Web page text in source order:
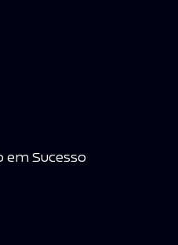
Sucesso